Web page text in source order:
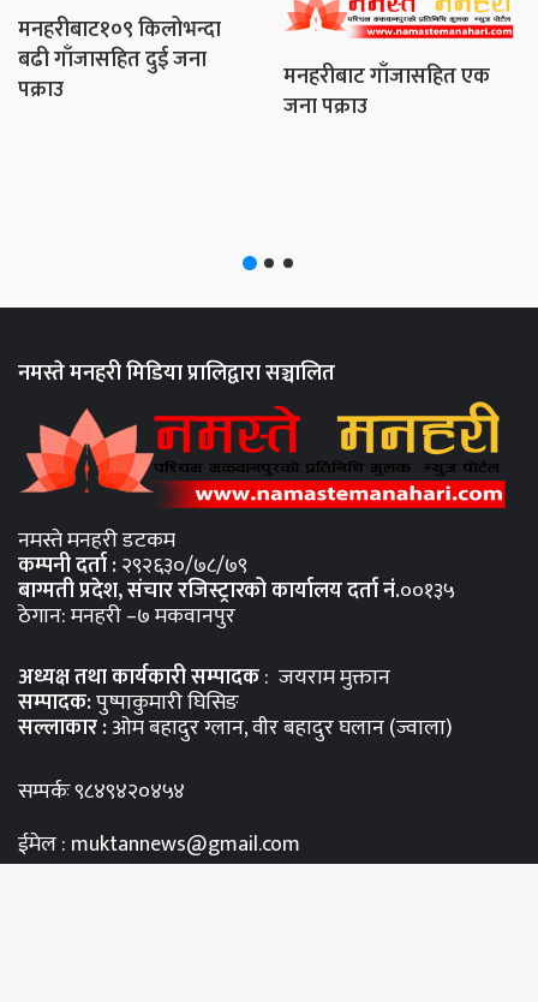
मनहरीबाट१०९ किलोभन्दा
बढी गाँजासहित दुई जना
पक्राउ
मनहरीबाट गाँजासहित एक
जना पक्राउ
नमस्ते मनहरी मिडिया प्रालिद्वारा सञ्चालित
नमस्ते मनहरी डटकम
कम्पनी दर्ता :२९२६३०/७८/७९
बाग्मती प्रदेश, संचार रजिस्ट्रारको कार्यालय दर्ता नंं.००१३५
ठेगान: मनहरी –७ मकवानपुर
अध्यक्ष तथा कार्यकारी सम्पादक: जयराम मुक्तान
सम्पादक:पुष्पाकुमारी घिसिङ
सल्लाकार :ओम बहादुर ग्लान, वीर बहादुर घलान (ज्वाला)
सम्पर्कः ९८४९४२०४५४
ईमेल : muktannews@gmail.com